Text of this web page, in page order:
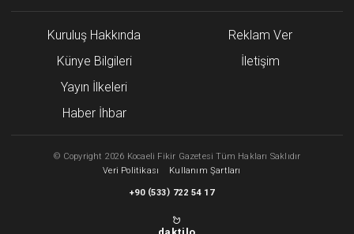
Kuruluş Hakkında
Künye Bilgileri
Yayın İlkeleri
Haber İhbar
Reklam Ver
İletişim
© Copyright 2026 Kocaeli Fikir Gazetesi Tüm Hakları Saklıdır
Veri Politikası
Kullanım Şartları
+90 (533) 722 54 17